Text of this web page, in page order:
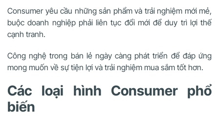
Consumer yêu cầu những sản phẩm và trải nghiệm mới mẻ,
buộc doanh nghiệp phải liên tục đổi mới để duy trì lợi thế
cạnh tranh.
Công nghệ trong bán lẻ ngày càng phát triển để đáp ứng
mong muốn về sự tiện lợi và trải nghiệm mua sắm tốt hơn.
Các loại hình Consumer phổ
biến